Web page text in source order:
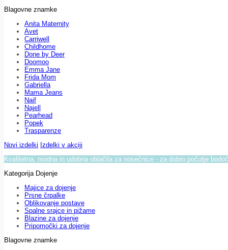
Blagovne znamke
Anita Maternity
Avet
Carriwell
Childhome
Done by Deer
Doomoo
Emma Jane
Frida Mom
Gabriella
Mama Jeans
Naif
Najell
Pearhead
Popek
Trasparenze
Novi izdelki Izdelki v akciji
Kvalitetna, modna in udobna oblačila za nosečnice - za dobro počutje
Kategorija Dojenje
Majice za dojenje
Prsne črpalke
Oblikovanje postave
Spalne srajce in pižame
Blazine za dojenje
Pripomočki za dojenje
Blagovne znamke